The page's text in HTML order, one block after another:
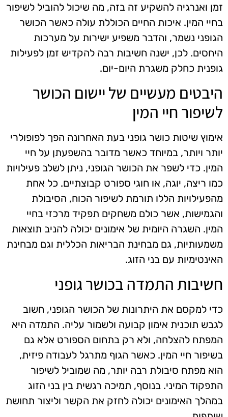
זמן ואנרגיה להשקיע זה בזה, מה שיכול להוביל לשיפור
בחיי המין. איכות החיים הכוללת עולה כאשר הכושר
הגופני נשמר, והדבר משפיע ישירות על מערכות
היחסים. לכן, ישנה חשיבות רבה להקדיש זמן לפעילות
גופנית כחלק משגרת היום-יום.
היבטים מעשיים של יישום הכושר
לשיפור חיי המין
אימוץ שיטות כושר גופני בעת האחרונה הפך לפופולרי
יותר ויותר, במיוחד כאשר מדובר בהשפעתן על חיי
המין. כדי לשפר את הכושר הגופני, ניתן לשלב פעילויות
כמו ריצה, יוגה, או חוגי ספורט קבוצתיים. כל אחת
מהפעילויות הללו תורמת לשיפור הכוח, הסיבולת
והגמישות, אשר כולם משחקים תפקיד מרכזי בחיי
המין. השגרה היומית של אימונים יכולה להניב תוצאות
משמעותיות, גם מבחינת הבריאות הכללית וגם מבחינת
האינטימיות עם בני הזוג.
חשיבות התמדה בכושר גופני
כדי למקסם את היתרונות של הכושר הגופני, חשוב
לגבש תוכנית אימון קבועה ולשמור עליה. התמדה היא
המפתח להצלחה, ולא רק בתחום הספורט אלא גם
בשיפור חיי המין. כאשר הגוף מתרגל לעבודה פיזית,
הוא מפתח סיבולת רבה יותר, מה שמוביל לשיפור
התפקוד המיני. בנוסף, תמיכה רגשית בין בני הזוג
במהלך האימונים יכולה לחזק את הקשר וליצור תחושת